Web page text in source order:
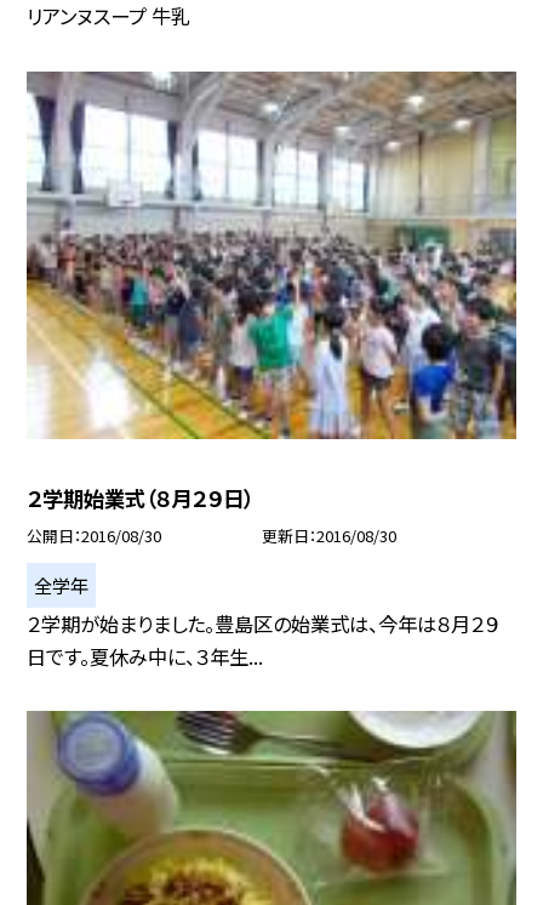
リアンヌスープ 牛乳
２学期始業式（８月２９日）
公開日 2016/08/30 更新日 2016/08/30
全学年
２学期が始まりました。豊島区の始業式は、今年は８月２９
日です。夏休み中に、３年生...